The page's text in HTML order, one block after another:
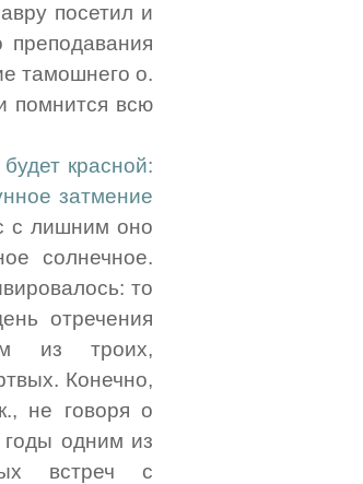
посетил и
тамошнего о.
помнится всю
красной:
затмение
с лишним оно
солнечное.
то
отречения
из троих,
Конечно,
не говоря о
годы одним из
встреч с